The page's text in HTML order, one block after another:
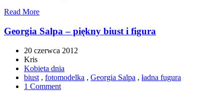
Read More
Georgia Salpa – piękny biust i figura
20 czerwca 2012
Kris
Kobieta dnia
biust , fotomodelka , Georgia Salpa , ładna fugura
1 Comment